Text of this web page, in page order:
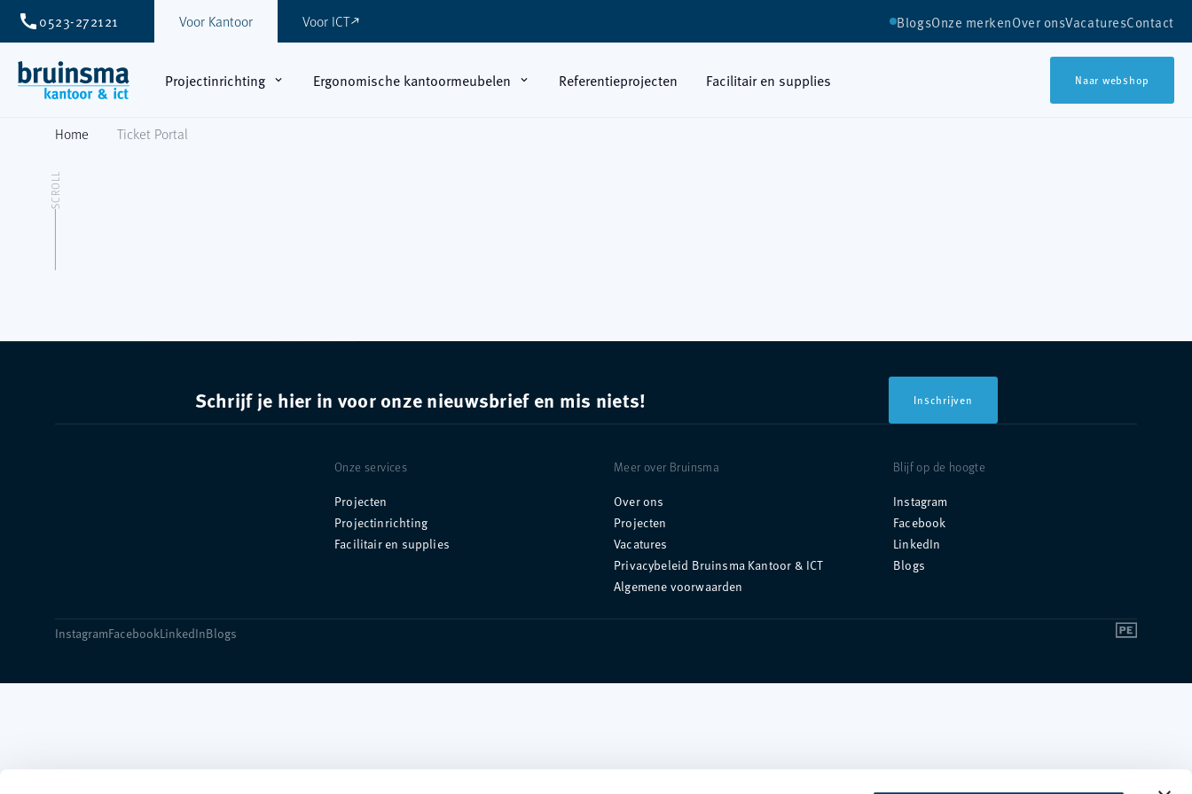
call0523-272121 Voor Kantoor Voor ICTeast BlogsOnze merkenOver onsVacaturesContact
Projectinrichting expand_more Ergonomische kantoormeubelen expand_more Referentieprojecten Facilitair en supplies Naar webshop
Home Ticket Portal
SCROLL
Schrijf je hier in voor onze nieuwsbrief en mis niets! Inschrijven
Onze services
Projecten
Projectinrichting
Facilitair en supplies
Meer over Bruinsma
Over ons
Projecten
Vacatures
Privacybeleid Bruinsma Kantoor & ICT
Algemene voorwaarden
Blijf op de hoogte
Instagram
Facebook
LinkedIn
Blogs
InstagramFacebookLinkedInBlogs